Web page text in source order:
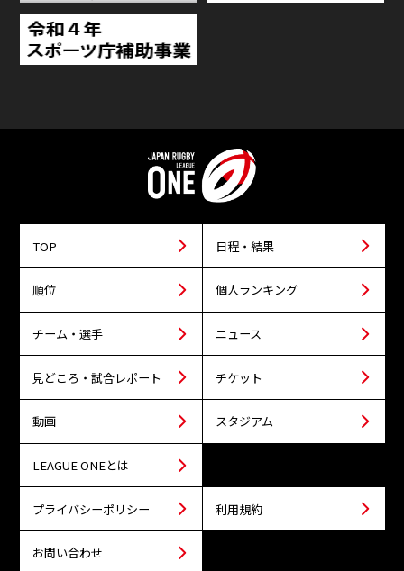
TOP 日程・結果
順位 個人ランキング
チーム・選手 ニュース
見どころ・試合レポート チケット
動画 スタジアム
LEAGUE ONEとは
プライバシーポリシー 利用規約
お問い合わせ